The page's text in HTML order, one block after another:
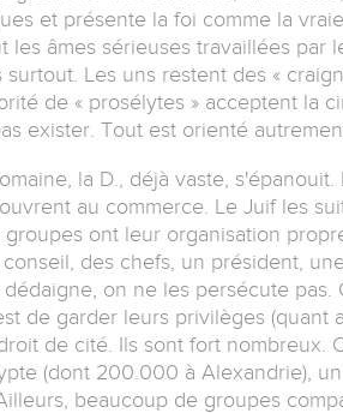
et présente la foi comme la
âmes sérieuses travaillées par
Les uns restent des «
de « prosélytes » acceptent la
exister. Tout est orienté
la D., déjà vaste, s'épanouit.
au commerce. Le Juif les
ont leur organisation
des chefs, un président,
on ne les persécute pas.
de garder leurs privilèges (quant
de cité. Ils sont fort nombreux.
(dont 200.000 à Alexandrie),
beaucoup de groupes